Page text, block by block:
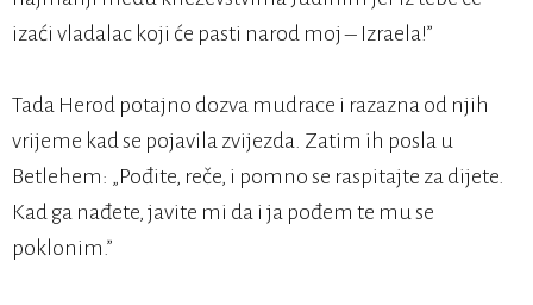
izaći vladalac koji će pasti narod moj – Izraela!”
Tada Herod potajno dozva mudrace i razazna od njih
vrijeme kad se pojavila zvijezda. Zatim ih posla u
Betlehem: „Pođite, reče, i pomno se raspitajte za dijete.
Kad ga nađete, javite mi da i ja pođem te mu se
poklonim.”